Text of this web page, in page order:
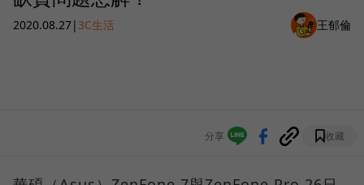
2020.08.27| 3C生活 王郁倫
分享 收藏